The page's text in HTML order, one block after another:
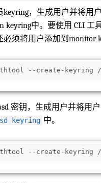
keyring，生成用户并将用
keyring中。要使用 CLI 工
必须将用户添加到monitor
--create-keyring /
密钥，生成用户并将用
keyring 中。
--create-keyring /